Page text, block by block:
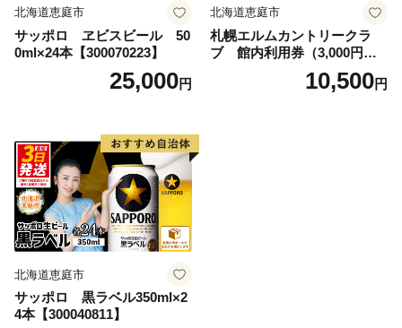
北海道恵庭市
サッポロ ヱビスビール 50
0ml×24本【300070223】
25,000円
北海道恵庭市
札幌エルムカントリークラ
ブ 館内利用券（3,000円
分）【26000101】10,500円
北海道恵庭市
サッポロ 黒ラベル350ml×2
4本【300040811】